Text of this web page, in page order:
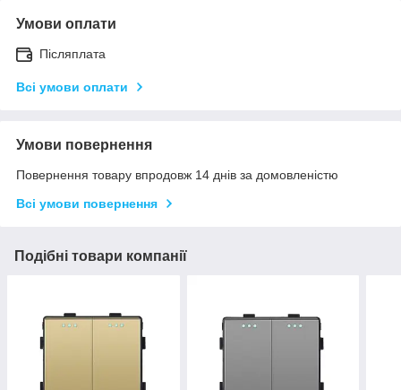
Умови оплати
Післяплата
Всі умови оплати
Умови повернення
Повернення товару впродовж 14 днів за домовленістю
Всі умови повернення
Подібні товари компанії